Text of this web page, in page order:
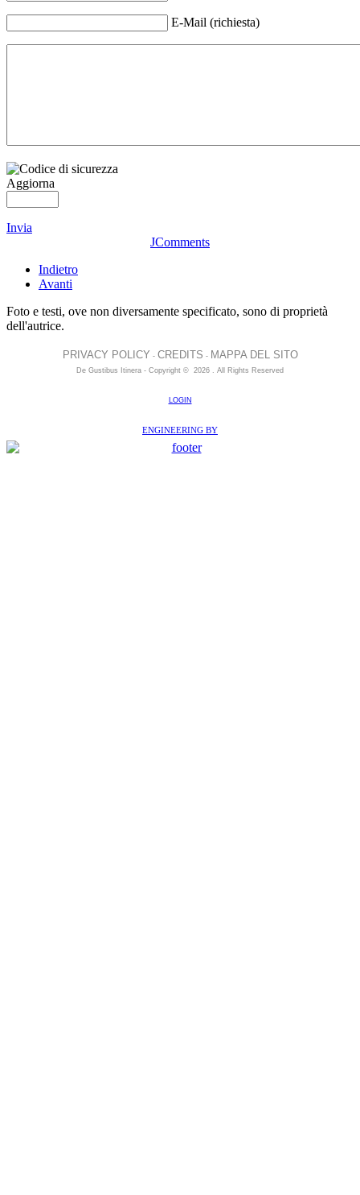
E-Mail (richiesta)
Aggiorna
Invia
JComments
Indietro
Avanti
Foto e testi, ove non diversamente specificato, sono di proprietà
dell'autrice.
PRIVACY POLICY - CREDITS - MAPPA DEL SITO
De Gustibus Itinera - Copyright © 2026 All Rights Reserved
LOGIN
ENGINEERING BY